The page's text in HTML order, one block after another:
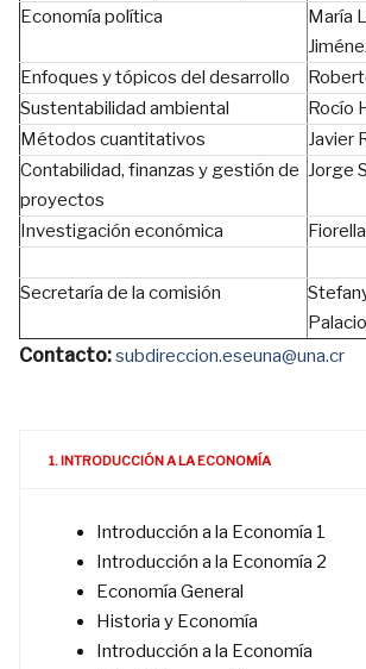
Economía política
María
Enfoques y tópicos del desarrollo
Sustentabilidad ambiental
Rocío
Métodos cuantitativos
Javier
Contabilidad, finanzas y gestión de
proyectos
Jorge
Investigación económica
Secretaría de la comisión
Contacto:subdireccion.eseuna@una.cr
1. INTRODUCCIÓN A LA ECONOMÍA
Introducción a la Economía 1
Introducción a la Economía 2
Economía General
Historia y Economía
Introducción a la Economía